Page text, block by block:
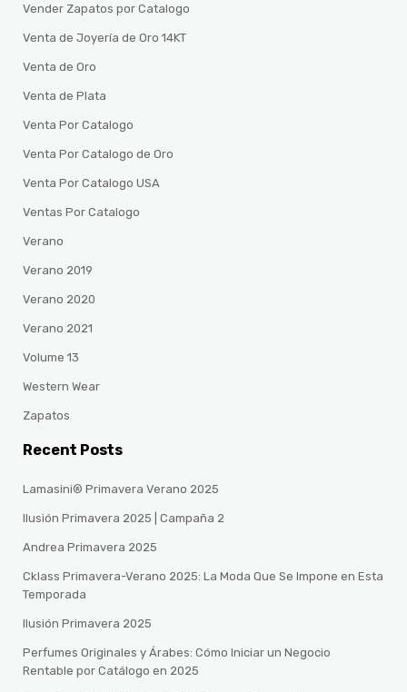
Vender Zapatos por Catalogo
Venta de Joyería de Oro 14KT
Venta de Oro
Venta de Plata
Venta Por Catalogo
Venta Por Catalogo de Oro
Venta Por Catalogo USA
Ventas Por Catalogo
Verano
Verano 2019
Verano 2020
Verano 2021
Volume 13
Western Wear
Zapatos
Recent Posts
Lamasini® Primavera Verano 2025
Ilusión Primavera 2025 | Campaña 2
Andrea Primavera 2025
Cklass Primavera-Verano 2025: La Moda Que Se Impone en Esta
Temporada
Ilusión Primavera 2025
Perfumes Originales y Árabes: Cómo Iniciar un Negocio
Rentable por Catálogo en 2025